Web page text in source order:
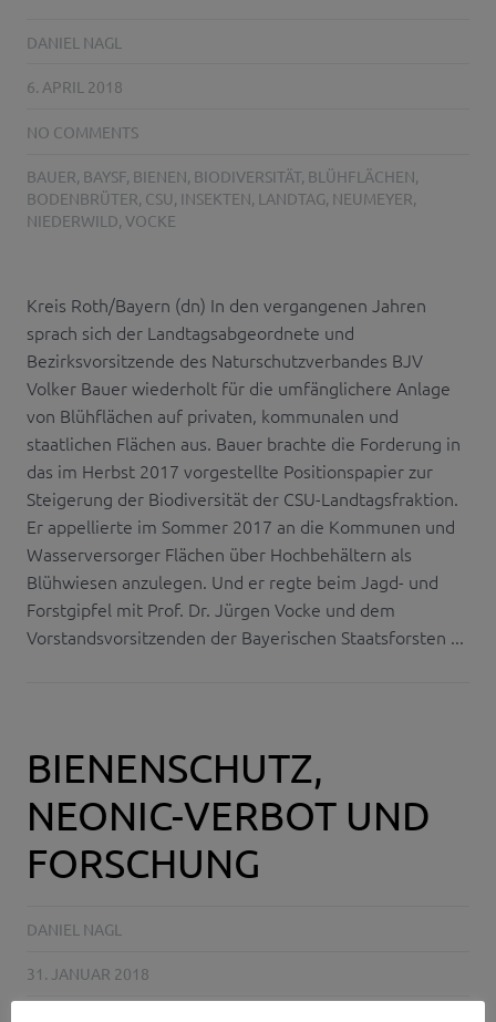
DANIEL NAGL
6. APRIL 2018
NO COMMENTS
BAUER, BAYSF, BIENEN, BIODIVERSITÄT, BLÜHFLÄCHEN,
BODENBRÜTER, CSU, INSEKTEN, LANDTAG, NEUMEYER,
NIEDERWILD, VOCKE
Kreis Roth/Bayern (dn) In den vergangenen Jahren
sprach sich der Landtagsabgeordnete und
Bezirksvorsitzende des Naturschutzverbandes BJV
Volker Bauer wiederholt für die umfänglichere Anlage
von Blühflächen auf privaten, kommunalen und
staatlichen Flächen aus. Bauer brachte die Forderung in
das im Herbst 2017 vorgestellte Positionspapier zur
Steigerung der Biodiversität der CSU-Landtagsfraktion.
Er appellierte im Sommer 2017 an die Kommunen und
Wasserversorger Flächen über Hochbehältern als
Blühwiesen anzulegen. Und er regte beim Jagd- und
Forstgipfel mit Prof. Dr. Jürgen Vocke und dem
Vorstandsvorsitzenden der Bayerischen Staatsforsten ...
BIENENSCHUTZ,
NEONIC-VERBOT UND
FORSCHUNG
DANIEL NAGL
31. JANUAR 2018